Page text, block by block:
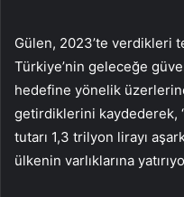
Gülen, 2023’te verdikleri
Türkiye’nin geleceğe
hedefine yönelik
getirdiklerini kaydederek,
tutarı 1,3 trilyon lirayı
ülkenin varlıklarına